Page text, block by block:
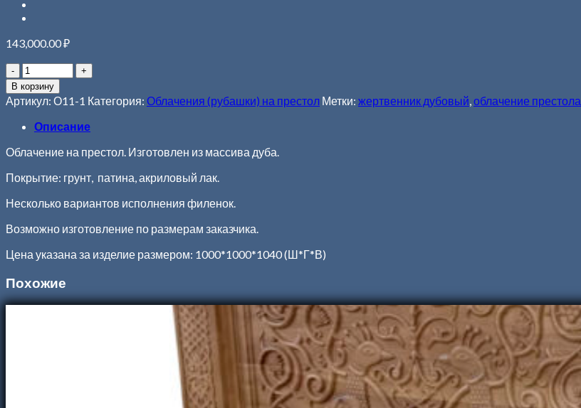
143,000.00₽
В корзину
Артикул: О11-1 Категория: Облачения (рубашки) на престол Метки: жертвенник дубовый,облачение престола
Описание
Облачение на престол. Изготовлен из массива дуба.
Покрытие: грунт, патина, акриловый лак.
Несколько вариантов исполнения филенок.
Возможно изготовление по размерам заказчика.
Цена указана за изделие размером: 1000*1000*1040 (Ш*Г*В)
Похожие